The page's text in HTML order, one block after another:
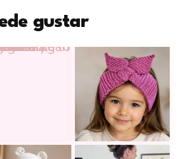
gustar
es pequeño, adorable y muy
cárdigan rosa a crochet
Diadema tejida a